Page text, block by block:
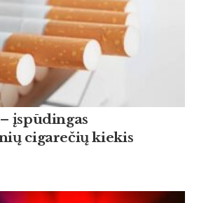
įspūdingas
cigarečių kiekis